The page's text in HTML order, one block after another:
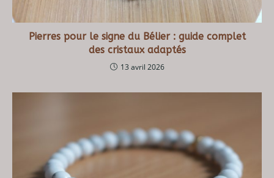
Pierres pour le signe du Bélier : guide complet
des cristaux adaptés​
13 avril 2026